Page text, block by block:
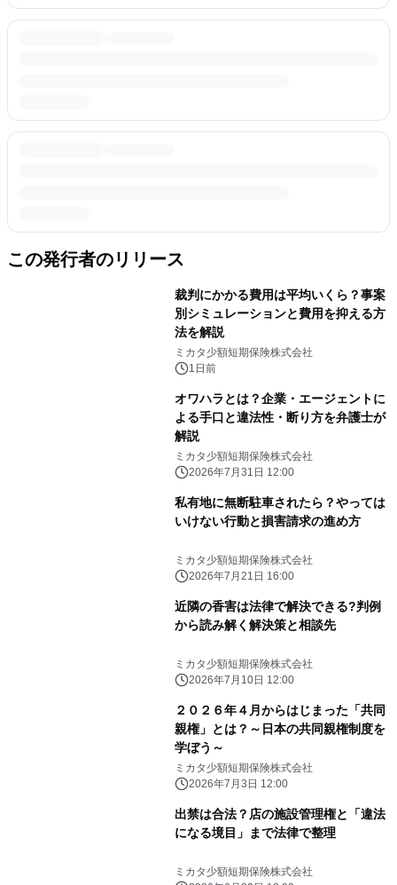
この発行者のリリース
裁判にかかる費用は平均いくら？事案
別シミュレーションと費用を抑える方
法を解説
ミカタ少額短期保険株式会社
1日前
オワハラとは？企業・エージェントに
よる手口と違法性・断り方を弁護士が
解説
ミカタ少額短期保険株式会社
2026年7月31日 12:00
私有地に無断駐車されたら？やっては
いけない行動と損害請求の進め方
ミカタ少額短期保険株式会社
2026年7月21日 16:00
近隣の香害は法律で解決できる?判例
から読み解く解決策と相談先
ミカタ少額短期保険株式会社
2026年7月10日 12:00
２０２６年４月からはじまった「共同
親権」とは？～日本の共同親権制度を
学ぼう～
ミカタ少額短期保険株式会社
2026年7月3日 12:00
出禁は合法？店の施設管理権と「違法
になる境目」まで法律で整理
ミカタ少額短期保険株式会社